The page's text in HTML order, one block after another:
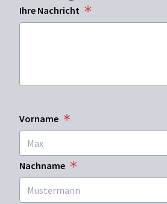
Ihre Nachricht
Vorname
Nachname